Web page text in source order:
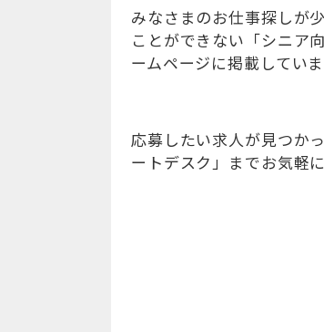
みなさまのお仕事探しが
ことができない「シニア
ームページに掲載してい
応募したい求人が見つか
ートデスク」までお気軽